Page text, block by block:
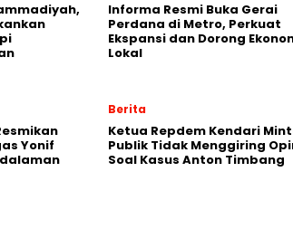
Informa Resmi Buka Gerai
Perdana di Metro, Perkuat
Ekspansi dan Dorong
Lokal
Yonif
Berita
Ketua Repdem Kendari
Publik Tidak Menggiring
Soal Kasus Anton Timbang